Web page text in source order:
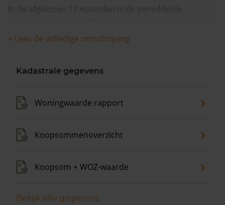
In de afgelopen 12 maanden is de gemiddelde
+ Lees de volledige omschrijving
Kadastrale gegevens
Woningwaarde rapport
Koopsommenoverzicht
Koopsom + WOZ-waarde
Bekijk alle gegevens